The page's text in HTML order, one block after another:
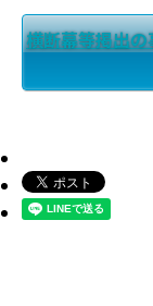
横断幕等掲出